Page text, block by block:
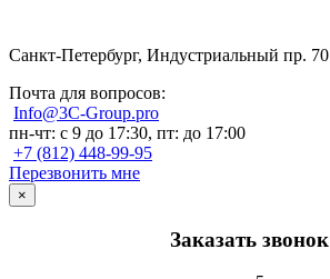
Санкт-Петербург, Индустриальный пр. 70
Почта для вопросов:
Info@3C-Group.pro
пн-чт: с 9 до 17:30, пт: до 17:00
+7 (812) 448-99-95
Перезвонить мне
×
Заказать звонок